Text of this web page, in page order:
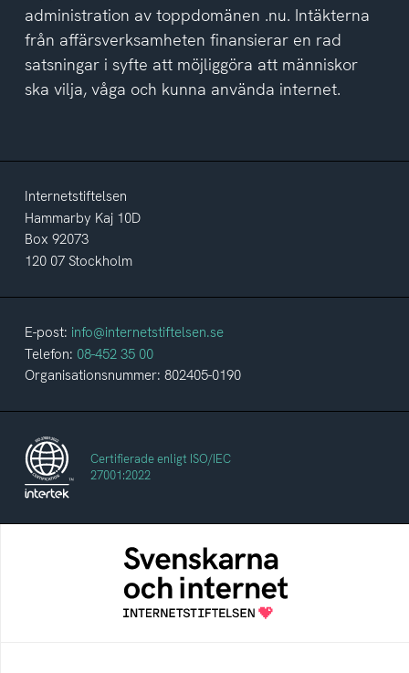
administration av toppdomänen .nu. Intäkterna
från affärsverksamheten finansierar en rad
satsningar i syfte att möjliggöra att människor
ska vilja, våga och kunna använda internet.
Internetstiftelsen
Hammarby Kaj 10D
Box 92073
120 07 Stockholm
E-post: info@internetstiftelsen.se
Telefon: 08-452 35 00
Organisationsnummer: 802405-0190
Certifierade enligt ISO/IEC
27001:2022
Svenskarna och internet
En årlig studie av svenska folkets
internetvanor